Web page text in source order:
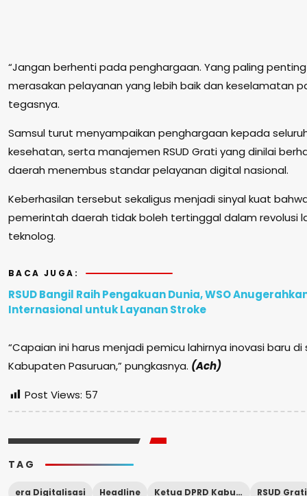
“Jangan berhenti pada penghargaan. Yang paling
merasakan pelayanan yang lebih baik dan keselamatan
tegasnya.
Samsul turut menyampaikan penghargaan kepada
kesehatan, serta manajemen RSUD Grati yang dinilai
daerah menembus standar pelayanan digital nasional.
Keberhasilan tersebut sekaligus menjadi sinyal kuat
pemerintah daerah tidak boleh tertinggal dalam revolusi
teknolog.
BACA JUGA:
RSUD Bangil Raih Pengakuan Dunia, WSO
Internasional untuk Layanan Stroke
“Capaian ini harus menjadi pemicu lahirnya inovasi baru
Kabupaten Pasuruan,” pungkasnya. (Ach)
Post Views: 57
TAG
era Digitalisasi Headline Ketua DPRD Kabupaten Pasuruan RSUD Grati